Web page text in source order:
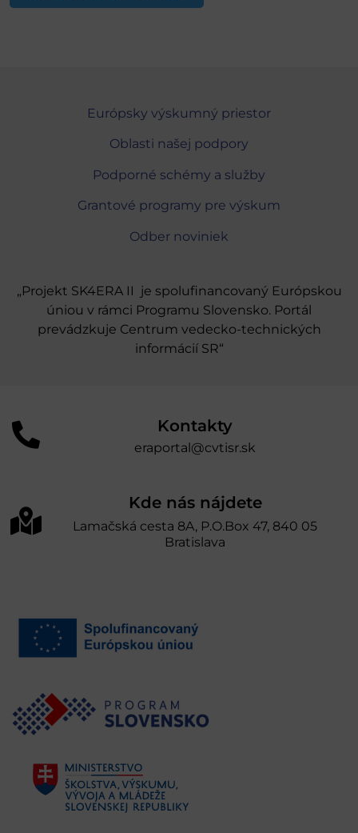
Európsky výskumný priestor
Oblasti našej podpory
Podporné schémy a služby
Grantové programy pre výskum
Odber noviniek
„Projekt SK4ERA II je spolufinancovaný Európskou
úniou v rámci Programu Slovensko. Portál
prevádzkuje Centrum vedecko-technických
informácií SR“
Kontakty
eraportal@cvtisr.sk
Kde nás nájdete
Lamačská cesta 8A, P.O.Box 47, 840 05
Bratislava